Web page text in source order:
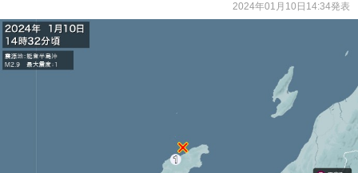
2024年01月10日14:34発表